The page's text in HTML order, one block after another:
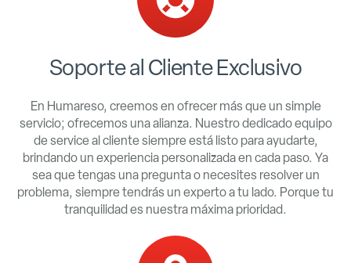
Soporte al Cliente Exclusivo
En Humareso, creemos en ofrecer más que un simple
servicio; ofrecemos unaalianza. Nuestro dedicado equipo
deserviceal cliente siempre está listo para ayudarte,
brindando unexperiencia personalizadaen cada paso. Ya
sea que tengas una pregunta o necesites resolver un
problema, siempre tendrás un experto a tu lado. Porque tu
tranquilidad es nuestra máxima prioridad.